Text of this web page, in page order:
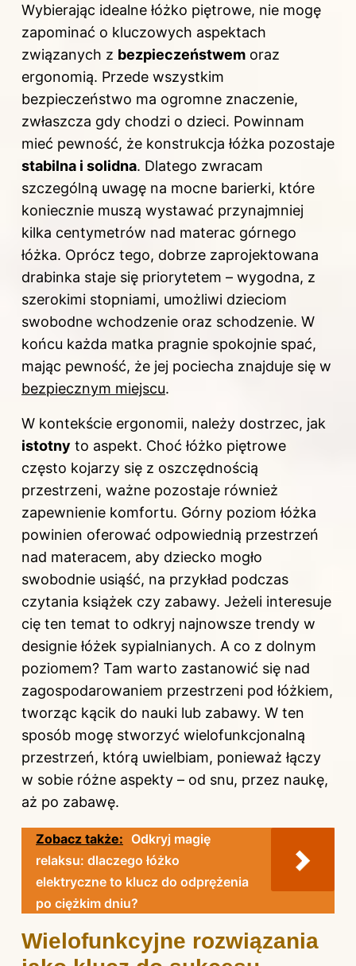
Wybierając idealne łóżko piętrowe, nie mogę
zapominać o kluczowych aspektach
związanych z bezpieczeństwem oraz
ergonomią. Przede wszystkim
bezpieczeństwo ma ogromne znaczenie,
zwłaszcza gdy chodzi o dzieci. Powinnam
mieć pewność, że konstrukcja łóżka pozostaje
stabilna i solidna. Dlatego zwracam
szczególną uwagę na mocne barierki, które
koniecznie muszą wystawać przynajmniej
kilka centymetrów nad materac górnego
łóżka. Oprócz tego, dobrze zaprojektowana
drabinka staje się priorytetem – wygodna, z
szerokimi stopniami, umożliwi dzieciom
swobodne wchodzenie oraz schodzenie. W
końcu każda matka pragnie spokojnie spać,
mając pewność, że jej pociecha znajduje się w
bezpiecznym miejscu.
W kontekście ergonomii, należy dostrzec, jak
istotny to aspekt. Choć łóżko piętrowe
często kojarzy się z oszczędnością
przestrzeni, ważne pozostaje również
zapewnienie komfortu. Górny poziom łóżka
powinien oferować odpowiednią przestrzeń
nad materacem, aby dziecko mogło
swobodnie usiąść, na przykład podczas
czytania książek czy zabawy. Jeżeli interesuje
cię ten temat to odkryj najnowsze trendy w
designie łóżek sypialnianych. A co z dolnym
poziomem? Tam warto zastanowić się nad
zagospodarowaniem przestrzeni pod łóżkiem,
tworząc kącik do nauki lub zabawy. W ten
sposób mogę stworzyć wielofunkcjonalną
przestrzeń, którą uwielbiam, ponieważ łączy
w sobie różne aspekty – od snu, przez naukę,
aż po zabawę.
Zobacz także: Odkryj magię
relaksu: dlaczego łóżko
elektryczne to klucz do odprężenia
po ciężkim dniu?
Wielofunkcyjne rozwiązania